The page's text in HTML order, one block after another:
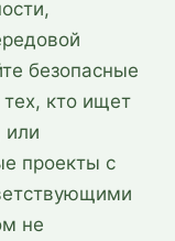
безопасные
кто ищет
проекты с
не